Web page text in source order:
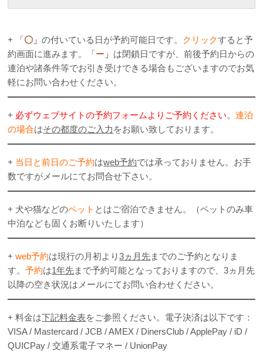
+ 「〇 」の付いている日が予約可能日です。 クリックすると予
約画面に進みます。「ー 」 は閉鎖日ですが、前後予約日からの
連泊や諸条件等でお引き受けできる場合もございますのでお気
軽にお問い合わせください。
+ 必ずウェブサイトの予約フォームよりご予約ください。連泊
の場合はその都度のご入力 をお願い致しております。
+ 当日と前日のご予約はweb予約では承っておりません。お手
数ですがメールにてお問合せ下さい。
+ 犬や猫などのペット とはご宿泊できません。（ペットのみ車
中泊なども固くお断りいたします）
+web予約は現行の月初より3ヵ月先までのご予約となりま
す。予約は1年先まで予約可能となっておりますので、3ヵ月先
以降の空き状況はメールにてお問い合わせください。
+ 料金は下記料金表をご参照ください。電子決済は以下です：
VISA / Mastercard / JCB / AMEX / DinersClub / ApplePay / iD /
QUICPay / 交通系電子マネー / UnionPay